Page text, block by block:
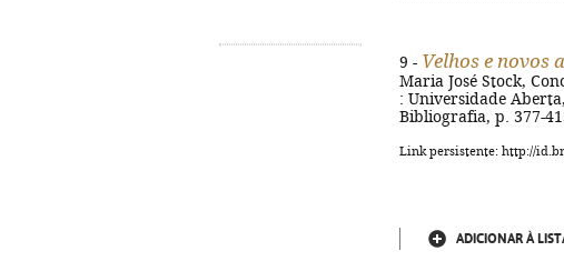
9 - Velhos e novos
Maria José Stock,
: Universidade
Bibliografia, p. 377-
Link persistente: http://
ADICIONAR À